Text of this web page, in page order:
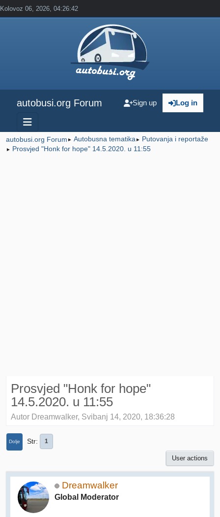
Kolovoz 06, 2026, 04:26:42
autobusi.org Forum Log in
Sign up
autobusi.org Forum ► Autobusna tematika ► Putovanja i reportaže
► Prosvjed "Honk for hope" 14.5.2020. u 11:55
Prosvjed "Honk for hope"
14.5.2020. u 11:55
Autor Dreamwalker, Svibanj 14, 2020, 18:36:28
Dolje Str 1
User actions
Dreamwalker
Global Moderator